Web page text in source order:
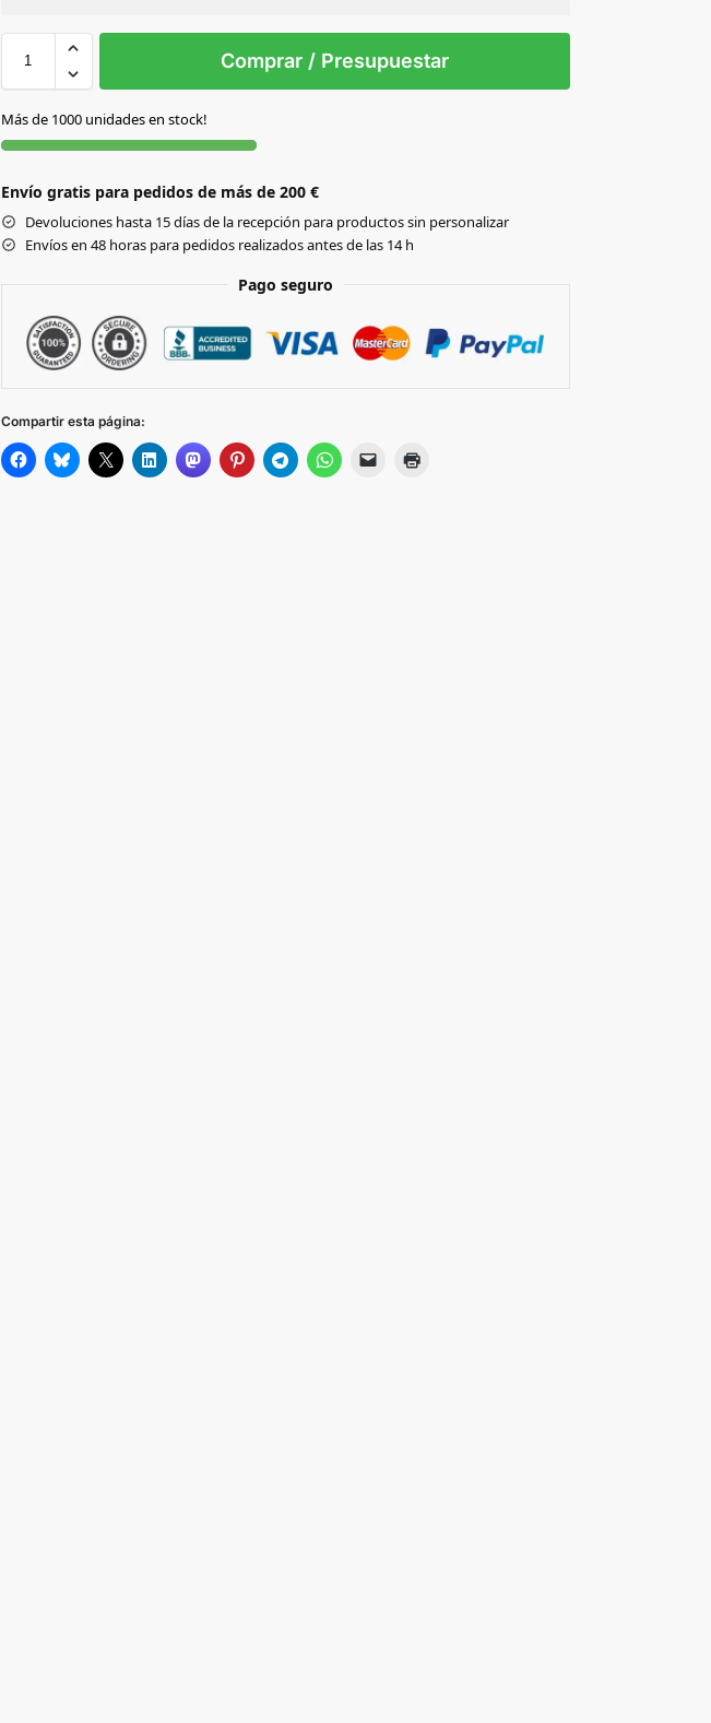
Comprar / Presupuestar
Más de 1000 unidades en stock!
Envío gratis para pedidos de más de 200 €
Devoluciones hasta 15 días de la recepción para productos sin personalizar
Envíos en 48 horas para pedidos realizados antes de las 14 h
Pago seguro
Compartir esta página: